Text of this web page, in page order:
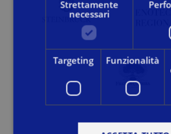
Strettamente
necessari
Targeting Funzionalità